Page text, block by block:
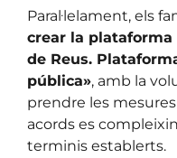
Paral·lelament, els
crear la plataforma
de Reus.
pública», amb la
prendre les
acords es
terminis establerts.